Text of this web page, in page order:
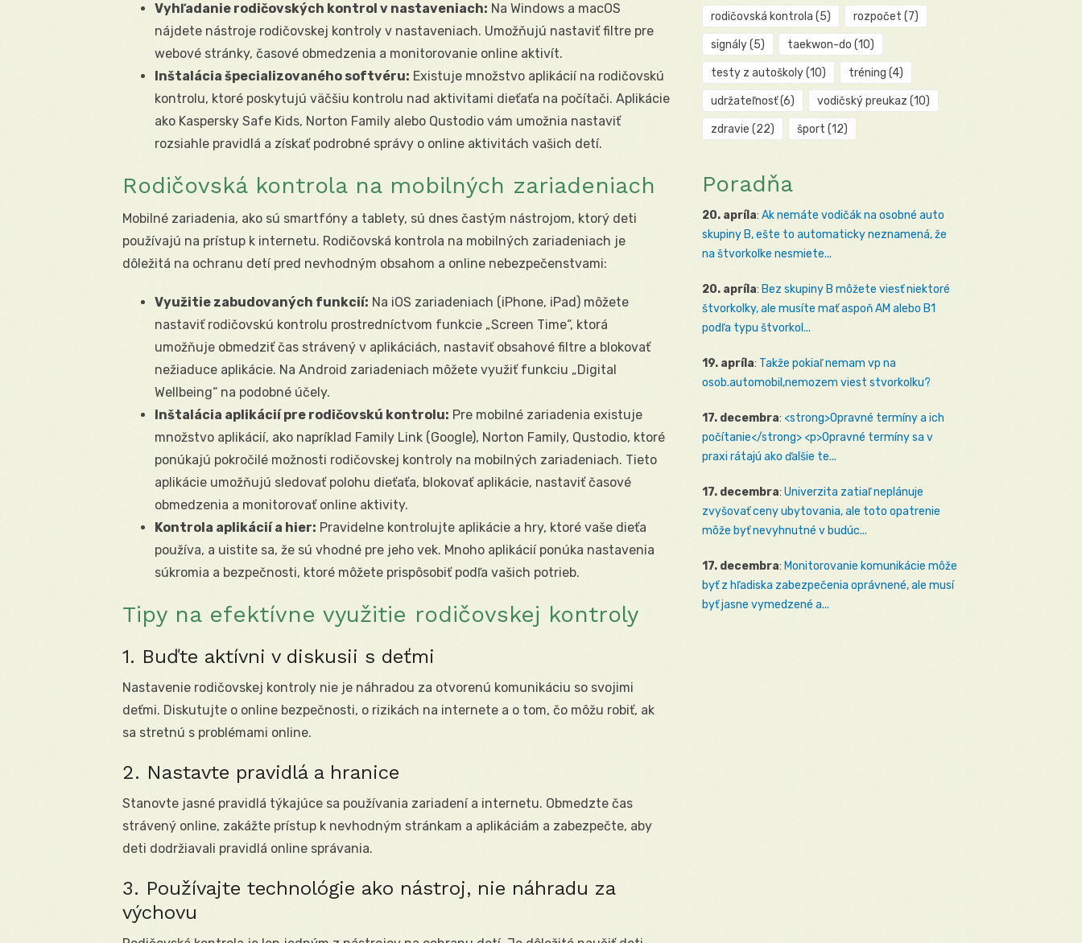
Vyhľadanie rodičovských kontrol v nastaveniach: Na Windows a macOS
nájdete nástroje rodičovskej kontroly v nastaveniach. Umožňujú nastaviť filtre pre
webové stránky, časové obmedzenia a monitorovanie online aktivít.
Inštalácia špecializovaného softvéru: Existuje množstvo aplikácií na rodičovskú
kontrolu, ktoré poskytujú väčšiu kontrolu nad aktivitami dieťaťa na počítači. Aplikácie
ako Kaspersky Safe Kids, Norton Family alebo Qustodio vám umožnia nastaviť
rozsiahle pravidlá a získať podrobné správy o online aktivitách vašich detí.
Rodičovská kontrola na mobilných zariadeniach
Mobilné zariadenia, ako sú smartfóny a tablety, sú dnes častým nástrojom, ktorý deti
používajú na prístup k internetu. Rodičovská kontrola na mobilných zariadeniach je
dôležitá na ochranu detí pred nevhodným obsahom a online nebezpečenstvami:
Využitie zabudovaných funkcií: Na iOS zariadeniach (iPhone, iPad) môžete
nastaviť rodičovskú kontrolu prostredníctvom funkcie „Screen Time“, ktorá
umožňuje obmedziť čas strávený v aplikáciách, nastaviť obsahové filtre a blokovať
nežiaduce aplikácie. Na Android zariadeniach môžete využiť funkciu „Digital
Wellbeing“ na podobné účely.
Inštalácia aplikácií pre rodičovskú kontrolu: Pre mobilné zariadenia existuje
množstvo aplikácií, ako napríklad Family Link (Google), Norton Family, Qustodio, ktoré
ponúkajú pokročilé možnosti rodičovskej kontroly na mobilných zariadeniach. Tieto
aplikácie umožňujú sledovať polohu dieťaťa, blokovať aplikácie, nastaviť časové
obmedzenia a monitorovať online aktivity.
Kontrola aplikácií a hier: Pravidelne kontrolujte aplikácie a hry, ktoré vaše dieťa
používa, a uistite sa, že sú vhodné pre jeho vek. Mnoho aplikácií ponúka nastavenia
súkromia a bezpečnosti, ktoré môžete prispôsobiť podľa vašich potrieb.
Tipy na efektívne využitie rodičovskej kontroly
1. Buďte aktívni v diskusii s deťmi
Nastavenie rodičovskej kontroly nie je náhradou za otvorenú komunikáciu so svojimi
deťmi. Diskutujte o online bezpečnosti, o rizikách na internete a o tom, čo môžu robiť, ak
sa stretnú s problémami online.
2. Nastavte pravidlá a hranice
Stanovte jasné pravidlá týkajúce sa používania zariadení a internetu. Obmedzte čas
strávený online, zakážte prístup k nevhodným stránkam a aplikáciám a zabezpečte, aby
deti dodržiavali pravidlá online správania.
3. Používajte technológie ako nástroj, nie náhradu za
výchovu
rodičovská kontrola (5) rozpočet (7)
signály(5) taekwon-do (10)
testy z autoškoly(10) tréning (4)
udržateľnosť(6) vodičský preukaz (10)
zdravie (22) šport (12)
Poradňa
20. apríla: Ak nemáte vodičák na osobné auto
skupiny B, ešte to automaticky neznamená, že
na štvorkolke nesmiete...
20. apríla: Bez skupiny B môžete viesť niektoré
štvorkolky, ale musíte mať aspoň AM alebo B1
podľa typu štvorkol...
19. apríla: Takže pokiaľ nemam vp na
osob.automobil,nemozem viest stvorkolku?
17. decembra: <strong>Opravné termíny a ich
počítanie</strong> <p>Opravné termíny sa v
praxi rátajú ako ďalšie te...
17. decembra: Univerzita zatiaľ neplánuje
zvyšovať ceny ubytovania, ale toto opatrenie
môže byť nevyhnutné v budúc...
17. decembra: Monitorovanie komunikácie môže
byť z hľadiska zabezpečenia oprávnené, ale musí
byť jasne vymedzené a...